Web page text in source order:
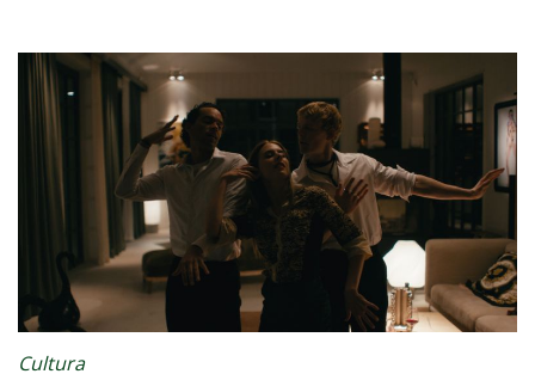
Cultura